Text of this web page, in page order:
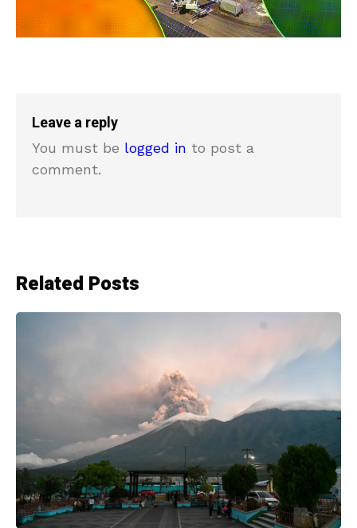
Leave a reply
You must be logged in to post a
comment.
Related Posts